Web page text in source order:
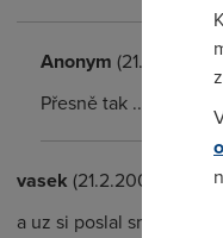
Anonym (21.2.2006
Přesně tak ...záleží
vasek (21.2.2006
a uz si poslal smlouvu